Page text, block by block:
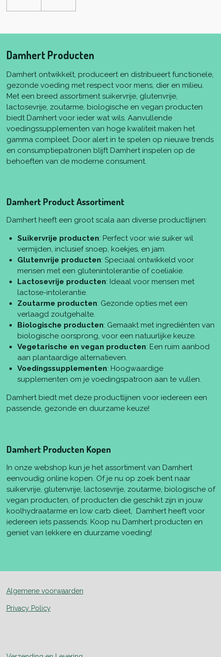
Damhert Producten
Damhert ontwikkelt, produceert en distribueert functionele,
gezonde voeding met respect voor mens, dier en milieu.
Met een breed assortiment suikervrije, glutenvrije,
lactosevrije, zoutarme, biologische en vegan producten
biedt Damhert voor ieder wat wils. Aanvullende
voedingssupplementen van hoge kwaliteit maken het
gamma compleet. Door alert in te spelen op nieuwe trends
en consumptiepatronen blijft Damhert inspelen op de
behoeften van de moderne consument.
Damhert Product Assortiment
Damhert heeft een groot scala aan diverse productlijnen:
Suikervrije producten: Perfect voor wie suiker wil
vermijden, inclusief snoep, koekjes, en jam.
Glutenvrije producten: Speciaal ontwikkeld voor
mensen met een glutenintolerantie of coeliakie.
Lactosevrije producten: Ideaal voor mensen met
lactose-intolerantie.
Zoutarme producten: Gezonde opties met een
verlaagd zoutgehalte.
Biologische producten: Gemaakt met ingrediënten van
biologische oorsprong, voor een natuurlijke keuze.
Vegetarische en vegan producten: Een ruim aanbod
aan plantaardige alternatieven.
Voedingssupplementen: Hoogwaardige
supplementen om je voedingspatroon aan te vullen.
Damhert biedt met deze productlijnen voor iedereen een
passende, gezonde en duurzame keuze!
Damhert Producten Kopen
In onze webshop kun je het assortiment van Damhert
eenvoudig online kopen. Of je nu op zoek bent naar
suikervrije, glutenvrije, lactosevrije, zoutarme, biologische of
vegan producten, of producten die geschikt zijn in jouw
koolhydraatarme en low carb dieet, Damhert heeft voor
iedereen iets passends. Koop nu Damhert producten en
geniet van lekkere en duurzame voeding!
Algemene voorwaarden
Privacy Policy